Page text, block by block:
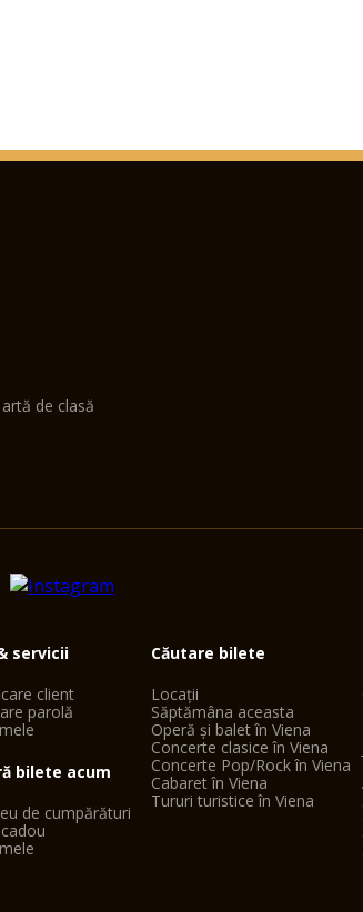
de clasă
servicii
client
parolă
bilete acum
de cumpărături
Căutare bilete
Locații
Săptămâna aceasta
Operă și balet în Viena
Concerte clasice în Viena
Concerte Pop/Rock în Viena
Cabaret în Viena
Tururi turistice în Viena